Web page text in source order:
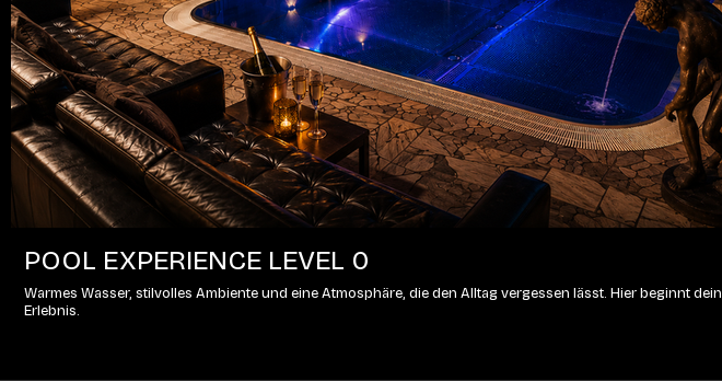
POOL EXPERIENCE LEVEL 0
Warmes Wasser, stilvolles Ambiente und eine Atmosphäre, die den Alltag vergessen lässt. Hier beginnt dein
Erlebnis.